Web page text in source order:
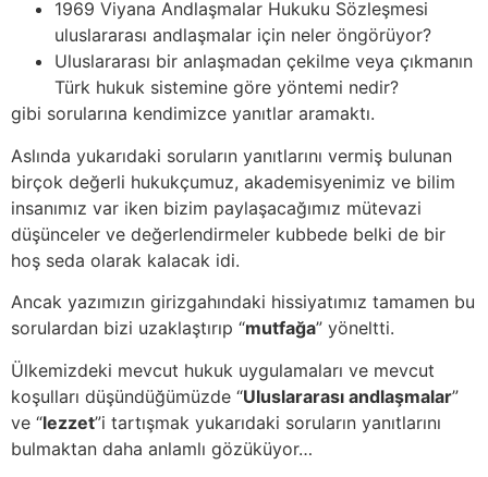
1969 Viyana Andlaşmalar Hukuku Sözleşmesi
uluslararası andlaşmalar için neler öngörüyor?
Uluslararası bir anlaşmadan çekilme veya çıkmanın
Türk hukuk sistemine göre yöntemi nedir?
gibi sorularına kendimizce yanıtlar aramaktı.
Aslında yukarıdaki soruların yanıtlarını vermiş bulunan
birçok değerli hukukçumuz, akademisyenimiz ve bilim
insanımız var iken bizim paylaşacağımız mütevazi
düşünceler ve değerlendirmeler kubbede belki de bir
hoş seda olarak kalacak idi.
Ancak yazımızın girizgahındaki hissiyatımız tamamen bu
sorulardan bizi uzaklaştırıp “mutfağa” yöneltti.
Ülkemizdeki mevcut hukuk uygulamaları ve mevcut
koşulları düşündüğümüzde “Uluslararası andlaşmalar”
ve “lezzet”i tartışmak yukarıdaki soruların yanıtlarını
bulmaktan daha anlamlı gözüküyor…